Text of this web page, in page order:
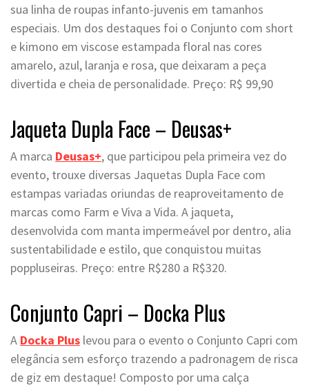
sua linha de roupas infanto-juvenis em tamanhos
especiais. Um dos destaques foi o Conjunto com short
e kimono em viscose estampada floral nas cores
amarelo, azul, laranja e rosa, que deixaram a peça
divertida e cheia de personalidade. Preço: R$ 99,90
Jaqueta Dupla Face – Deusas+
A marca Deusas+, que participou pela primeira vez do
evento, trouxe diversas Jaquetas Dupla Face com
estampas variadas oriundas de reaproveitamento de
marcas como Farm e Viva a Vida. A jaqueta,
desenvolvida com manta impermeável por dentro, alia
sustentabilidade e estilo, que conquistou muitas
poppluseiras. Preço: entre R$280 a R$320.
Conjunto Capri – Docka Plus
A Docka Plus levou para o evento o Conjunto Capri com
elegância sem esforço trazendo a padronagem de risca
de giz em destaque! Composto por uma calça